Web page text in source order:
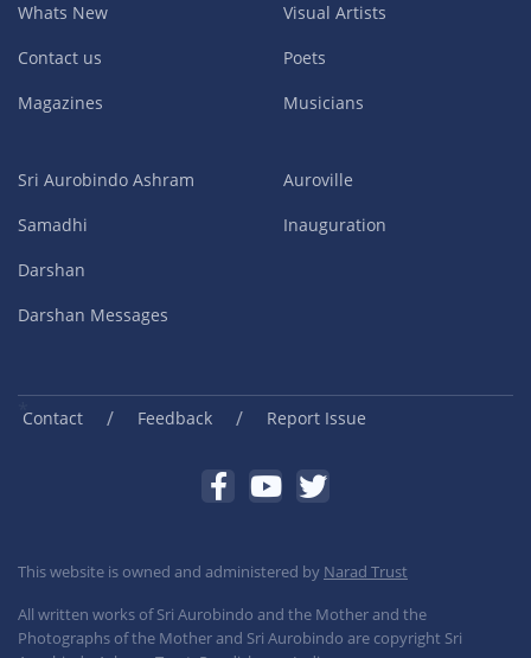
Whats New
Contact us
Magazines
Visual Artists
Poets
Musicians
Sri Aurobindo Ashram
Samadhi
Darshan
Darshan Messages
Auroville
Inauguration
Contact / Feedback / Report Issue
This website is owned and administered by Narad Trust
All written works of Sri Aurobindo and the Mother and the
Photographs of the Mother and Sri Aurobindo are copyright Sri